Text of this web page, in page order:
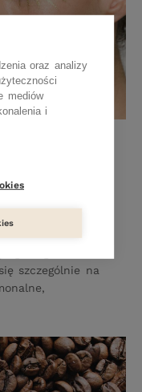
Jak
potrzebują
szczególnie na
oraz analizy
mediów
i